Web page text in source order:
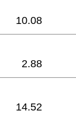
10.08
2.88
14.52